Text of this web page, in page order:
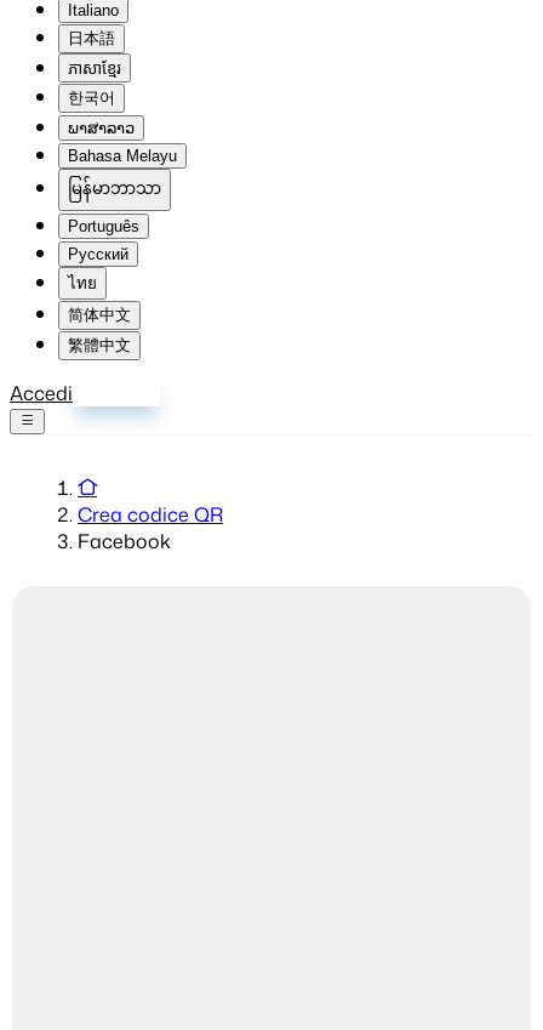
Italiano
日本語
ភាសាខ្មែរ
한국어
ພາສາລາວ
Bahasa Melayu
မြန်မာဘာသာ
Português
Русский
ไทย
简体中文
繁體中文
Accedi
Crea codice QR
Facebook